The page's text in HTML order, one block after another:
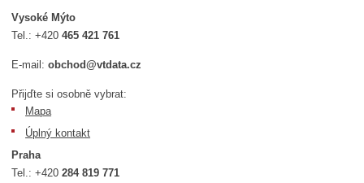
Vysoké Mýto
Tel.:+420465 421 761
E-mail:obchod@vtdata.cz
Přijďte si osobně vybrat:
Mapa
Úplný kontakt
Praha
Tel.:+420284 819 771